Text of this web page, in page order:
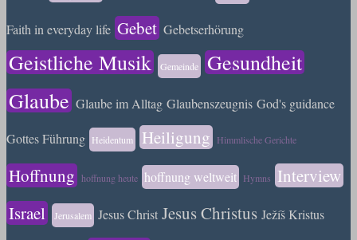
Faith in everyday life Gebet Gebetserhörung
Geistliche Musik Gemeinde
Gesundheit
Glaube Glaube im Alltag Glaubenszeugnis God's guidance
Gottes Führung Heidentum Heiligung Himmlische Gerichte
Hoffnung hoffnung heute hoffnung weltweit Hymns
Interview
Israel
Jerusalem Jesus Christ Jesus Christus Ježíš Kristus